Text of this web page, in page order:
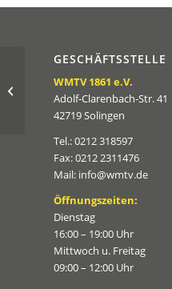
GESCHÄFTSSTELLE
WMTV 1861 e.V.
Adolf-Clarenbach-Str. 41
42719 Solingen
Tel.: 0212 318597
Fax: 0212 2311476
Mail: info@wmtv.de
Öffnungszeiten:
Dienstag
16:00 – 19:00 Uhr
Mittwoch u. Freitag
09:00 – 12:00 Uhr
Technischen
Berufskolleg Solingen